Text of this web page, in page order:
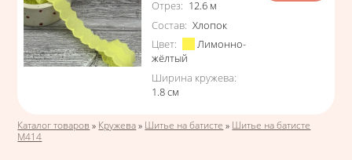
Отрез: 12.6 м
Состав: Хлопок
Цвет:
Лимонно-
жёлтый
Ширина кружева:
1.8см
Вы здесь
Каталог товаров » Кружева » Шитье на батисте » Шитье на батисте
М414